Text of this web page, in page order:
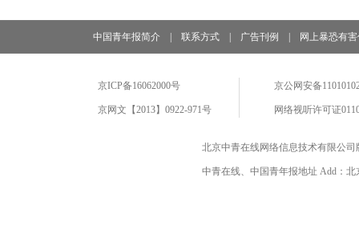
中国青年报简介 联系方式 广告刊例 网上暴恐有
京ICP备16062000号
京网文【2013】0922-971号
京公网安备
网络视听许可证
北京中青在线网络信息技术有限公
中青在线、中国青年报地址 Add：北